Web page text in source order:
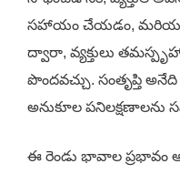
సహాయం చేయడం, మరియు
ద్వారా, వ్యక్తులు
పొందవచ్చు. సంతృప్తి
అనుకూల పనిలక్షణాలను
ఈ రెండు భావాల ప్రభావం